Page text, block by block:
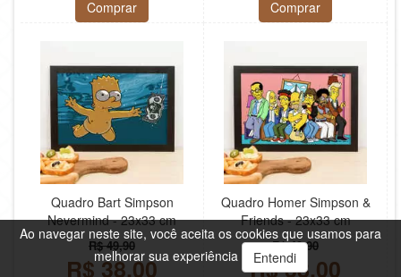
Comprar Comprar
Quadro Bart Simpson
Nevermind - 23x33 cm
R$ 49,90
R$ 38,00
Quadro Homer Simpson &
Friends - 23x33 cm
R$ 49,90
R$ 38,00
Ao navegar neste site, você aceita os cookies que usamos para
melhorar sua experiência
Entendi